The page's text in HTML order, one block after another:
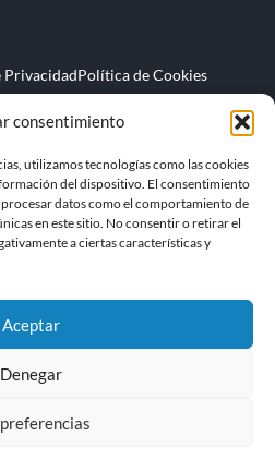
consentimiento
utilizamos tecnologías como las cookies
del dispositivo. El consentimiento
datos como el comportamiento de
en este sitio. No consentir o retirar el
a ciertas características y
Aceptar
Denegar
PrivacidadPolítica de Cookies
Todos Los derechos Reservados
by